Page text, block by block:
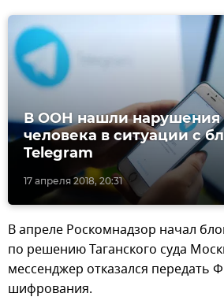
17 апреля 2018, 20:31
В ООН нашли нарушения
человека в ситуации с
Telegram
В апреле Роскомнадзор начал
по решению Таганского суда
мессенджер отказался передать
шифрования.